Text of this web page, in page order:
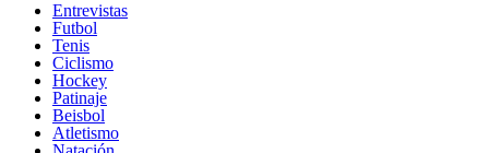
Entrevistas
Futbol
Tenis
Ciclismo
Hockey
Patinaje
Beisbol
Atletismo